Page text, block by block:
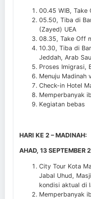
00.45 WIB, Take
05.50, Tiba di
(Zayed) UEA
08.35, Take Off
10.30, Tiba di
Jeddah, Arab
Proses Imigrasi,
Menuju Madinah
Check-in Hotel
Memperbanyak
Kegiatan bebas
HARI KE 2 – MADINAH:
AHAD, 13 SEPTEMBER
City Tour Kota
Jabal Uhud,
kondisi aktual di
Memperbanyak